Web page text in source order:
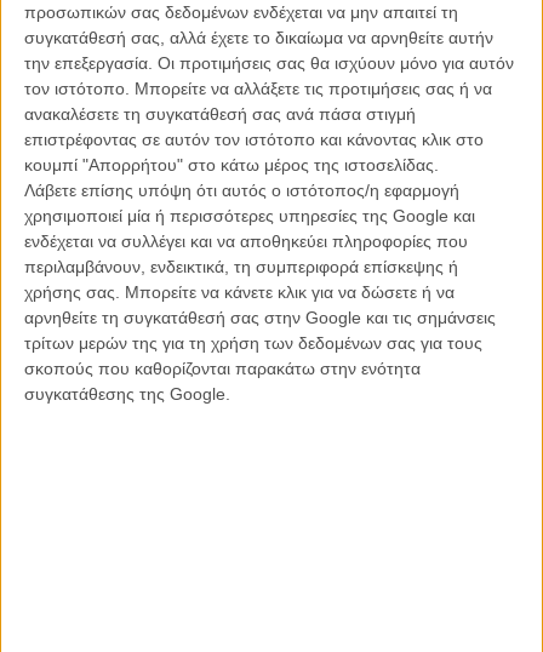
προσωπικών σας δεδομένων ενδέχεται να μην απαιτεί τη
συγκατάθεσή σας, αλλά έχετε το δικαίωμα να αρνηθείτε αυτήν
την επεξεργασία. Οι προτιμήσεις σας θα ισχύουν μόνο για αυτόν
τον ιστότοπο. Μπορείτε να αλλάξετε τις προτιμήσεις σας ή να
ανακαλέσετε τη συγκατάθεσή σας ανά πάσα στιγμή
επιστρέφοντας σε αυτόν τον ιστότοπο και κάνοντας κλικ στο
κουμπί "Απορρήτου" στο κάτω μέρος της ιστοσελίδας.
Λάβετε επίσης υπόψη ότι αυτός ο ιστότοπος/η εφαρμογή
χρησιμοποιεί μία ή περισσότερες υπηρεσίες της Google και
ενδέχεται να συλλέγει και να αποθηκεύει πληροφορίες που
περιλαμβάνουν, ενδεικτικά, τη συμπεριφορά επίσκεψης ή
χρήσης σας. Μπορείτε να κάνετε κλικ για να δώσετε ή να
αρνηθείτε τη συγκατάθεσή σας στην Google και τις σημάνσεις
τρίτων μερών της για τη χρήση των δεδομένων σας για τους
σκοπούς που καθορίζονται παρακάτω στην ενότητα
συγκατάθεσης της Google.
Η εξέγερση των γάλλων φοιτητών μπορεί να κράτησε μόνο δύο
μήνες το καλοκαίρι του 1968, αλλά ήταν αρκετή για να κινητοποιήσει
ολόκληρη τη Γαλλία που στη σημαντικότερη στιγμή της σύγχρονης
ιστορίας της αποχαιρέτισε για πάντα το «κακό» παρελθόν της. Και
τo σινεμά δεν μπορούσε να μείνει ασυγκίνητο. Το «Weekend»
(1967), η «Κινέζα» (1967) και το «Ολα Πάνε Καλά» του 1973
τοποθετούν τον Ζαν Λικ Γκοντάρ στην κορυφή της λίστας των
σκηνοθετών που εμπνεύστηκαν από την εξέγερση μιλώντας
ταυτόχρονα για το παρελθόν και το μέλλον της. Ανάμεσα στις
καλύτερες και πιο διάσημες ταινίες για τον Μάη του '68 μπορεί
κανείς να ξεχωρίσει εύκολα το «Ο Μιλού τον Μάη» του Λουί Μαλ
(1990) για τον αντίκτυπο των εξεγέρσεων σε ένα γαλλικό χωριό, το
τρίωρο ντοκιμαντέρ «A Grin Without a Cat» του Κρις Μαρκέρ (1977)
με μια «ηρωική» σύνθεση σπάνιου αρχειακού υλικού, το
ντοκιμαντέρ «Να Πεθαίνεις στα 30» (1982) του Ρομέν Γκουπίλ, το